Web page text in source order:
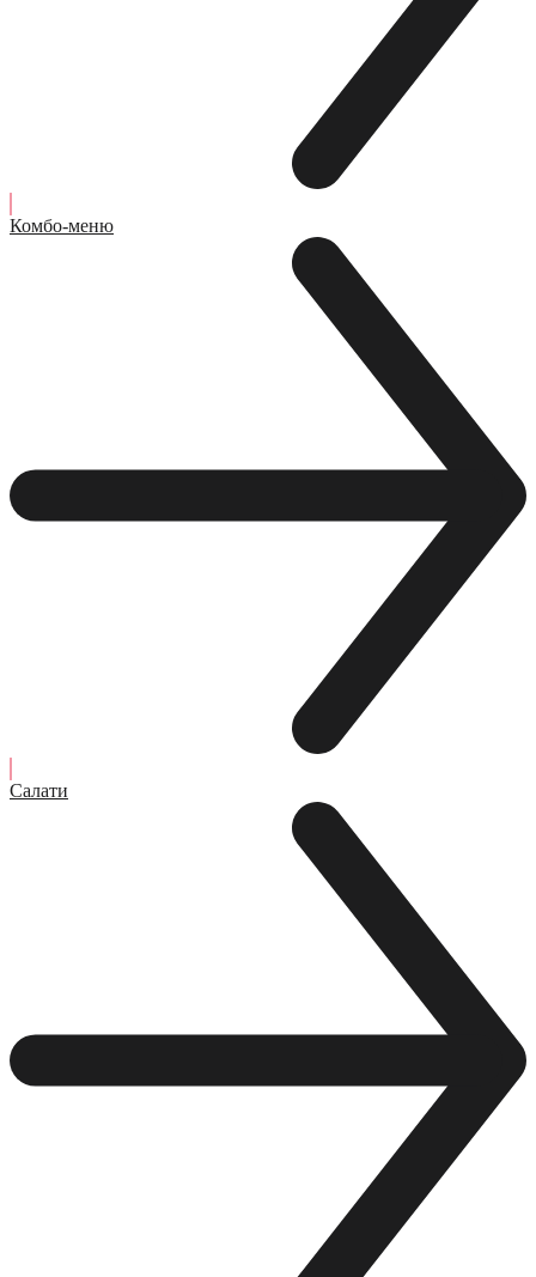
Комбо-меню
Салати